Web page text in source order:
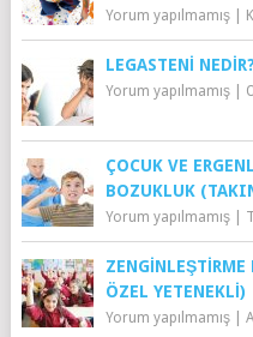
Yorum yapılmamış|
LEGASTENI NEDIR?
Yorum yapılmamış|
ÇOCUK VE
BOZUKLUK
Yorum yapılmamış|
ÖZEL YETENEKLI)
Yorum yapılmamış|